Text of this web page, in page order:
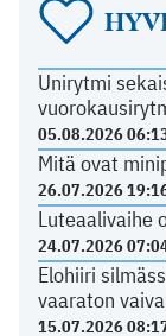
Unirytmi
05.08.2026
Mitä ovat
26.07.2026
Luteaalivaihe
24.07.2026
Elohiiri
vaaraton vaiva
15.07.2026